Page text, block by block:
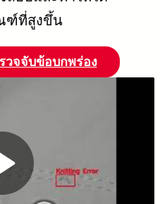
ฑ์ที่สูงขึ้น
วจจับข้อบกพร่อง
P